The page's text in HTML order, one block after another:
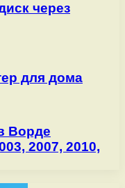
через
для дома
Ворде
2007, 2010,